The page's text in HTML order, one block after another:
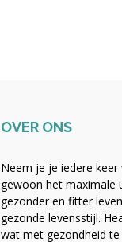
OVER ONS
Neem je je iedere
gewoon het maximale
gezonder en fitter
gezonde levensstijl.
wat met gezondheid